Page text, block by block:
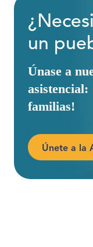
un
Únase a
asistencial:
familias!
Únete a la